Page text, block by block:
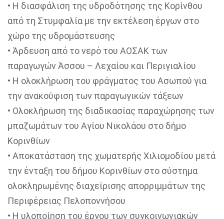
• Η διασφάλιση της υδροδότησης της Κορίνθου
από τη Στυμφαλία με την εκτέλεση έργων στο
χώρο της υδρομάστευσης
• Άρδευση από το νερό του ΑΟΣΑΚ των
παραγωγών Άσσου – Λεχαίου και Περιγιαλίου
• Η ολοκλήρωση του φράγματος του Ασωπού για
την ανακούφιση των παραγωγικών τάξεων
• Ολοκλήρωση της διαδικασίας παραχώρησης των
μπαζωμάτων του Αγίου Νικολάου στο δήμο
Κορινθίων
• Αποκατάσταση της χωματερής Χιλιομοδίου μετά
την ένταξη του δήμου Κορινθίων στο σύστημα
ολοκληρωμένης διαχείρισης απορριμμάτων της
Περιφέρειας Πελοποννήσου
• Η υλοποίηση του έργου των συγκοινωνιακών